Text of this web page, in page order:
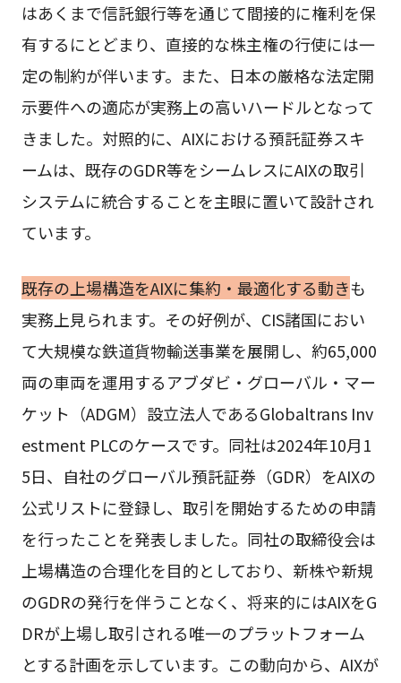
はあくまで信託銀行等を通じて間接的に権利を保
有するにとどまり、直接的な株主権の行使には一
定の制約が伴います。また、日本の厳格な法定開
示要件への適応が実務上の高いハードルとなって
きました。対照的に、AIXにおける預託証券スキ
ームは、既存のGDR等をシームレスにAIXの取引
システムに統合することを主眼に置いて設計され
ています。
既存の上場構造をAIXに集約・最適化する動きも
実務上見られます。その好例が、CIS諸国におい
て大規模な鉄道貨物輸送事業を展開し、約65,000
両の車両を運用するアブダビ・グローバル・マー
ケット（ADGM）設立法人であるGlobaltrans Inv
estment PLCのケースです。同社は2024年10月1
5日、自社のグローバル預託証券（GDR）をAIXの
公式リストに登録し、取引を開始するための申請
を行ったことを発表しました。同社の取締役会は
上場構造の合理化を目的としており、新株や新規
のGDRの発行を伴うことなく、将来的にはAIXをG
DRが上場し取引される唯一のプラットフォーム
とする計画を示しています。この動向から、AIXが